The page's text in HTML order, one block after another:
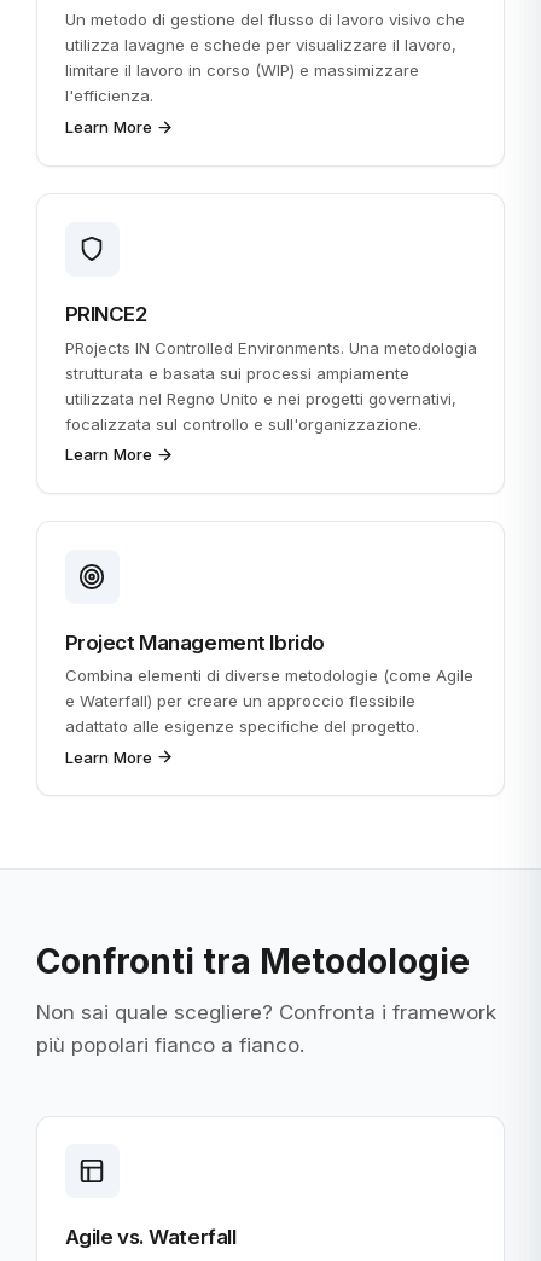
Un metodo di gestione del flusso di lavoro visivo che
utilizza lavagne e schede per visualizzare il lavoro,
limitare il lavoro in corso (WIP) e massimizzare
l'efficienza.
Learn More
PRINCE2
PRojects IN Controlled Environments. Una metodologia
strutturata e basata sui processi ampiamente
utilizzata nel Regno Unito e nei progetti governativi,
focalizzata sul controllo e sull'organizzazione.
Learn More
Project Management Ibrido
Combina elementi di diverse metodologie (come Agile
e Waterfall) per creare un approccio flessibile
adattato alle esigenze specifiche del progetto.
Learn More
Confronti tra Metodologie
Non sai quale scegliere? Confronta i framework
più popolari fianco a fianco.
Agile vs. Waterfall